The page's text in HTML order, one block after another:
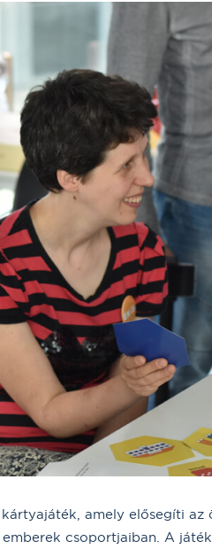
amely elősegíti
csoportjaiban. A